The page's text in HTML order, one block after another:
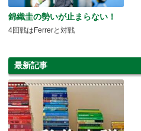
錦織圭の勢いが止まらない！
4回戦はFerrerと対戦
最新記事